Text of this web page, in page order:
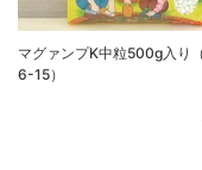
マグァンプK中粒500g入り
6-15）